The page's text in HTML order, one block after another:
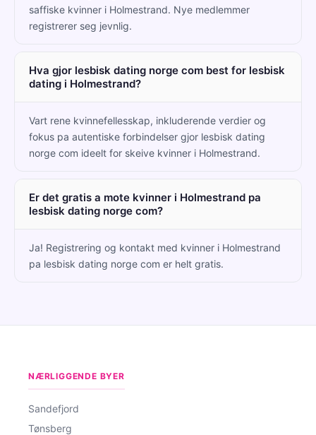
saffiske kvinner i Holmestrand. Nye medlemmer
registrerer seg jevnlig.
Hva gjor lesbisk dating norge com best for lesbisk
dating i Holmestrand?
Vart rene kvinnefellesskap, inkluderende verdier og
fokus pa autentiske forbindelser gjor lesbisk dating
norge com ideelt for skeive kvinner i Holmestrand.
Er det gratis a mote kvinner i Holmestrand pa
lesbisk dating norge com?
Ja! Registrering og kontakt med kvinner i Holmestrand
pa lesbisk dating norge com er helt gratis.
NÆRLIGGENDE BYER
Sandefjord
Tønsberg